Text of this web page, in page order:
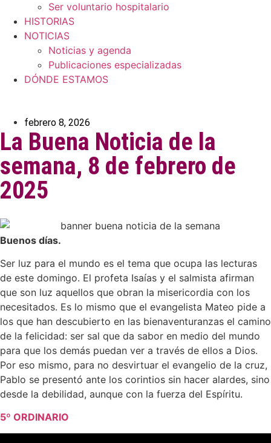
Ser voluntario hospitalario
HISTORIAS
NOTICIAS
Noticias y agenda
Publicaciones especializadas
DÓNDE ESTAMOS
febrero 8, 2026
La Buena Noticia de la
semana, 8 de febrero de
2025
Buenos días.
Ser luz para el mundo es el tema que ocupa las lecturas
de este domingo. El profeta Isaías y el salmista afirman
que son luz aquellos que obran la misericordia con los
necesitados. Es lo mismo que el evangelista Mateo pide a
los que han descubierto en las bienaventuranzas el camino
de la felicidad: ser sal que da sabor en medio del mundo
para que los demás puedan ver a través de ellos a Dios.
Por eso mismo, para no desvirtuar el evangelio de la cruz,
Pablo se presentó ante los corintios sin hacer alardes, sino
desde la debilidad, aunque con la fuerza del Espíritu.
5º ORDINARIO